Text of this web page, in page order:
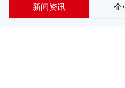
新闻资讯 企